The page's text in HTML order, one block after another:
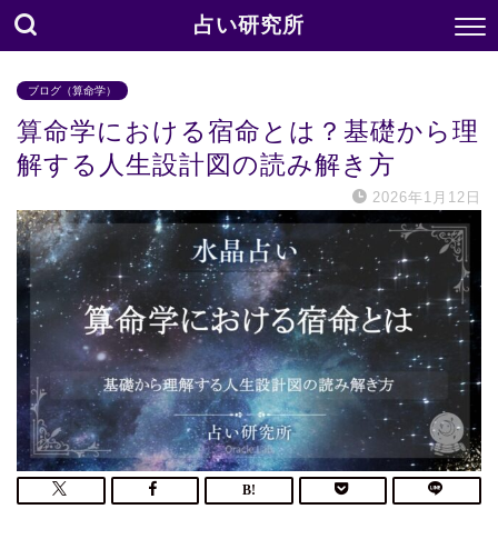
占い研究所
ブログ（算命学）
算命学における宿命とは？基礎から理
解する人生設計図の読み解き方
2026年1月12日